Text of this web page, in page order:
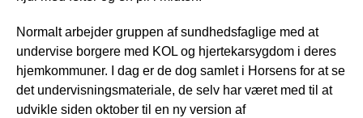
Normalt arbejder gruppen af sundhedsfaglige med at
undervise borgere med KOL og hjertekarsygdom i deres
hjemkommuner. I dag er de dog samlet i Horsens for at se
det undervisningsmateriale, de selv har været med til at
udvikle siden oktober til en ny version af